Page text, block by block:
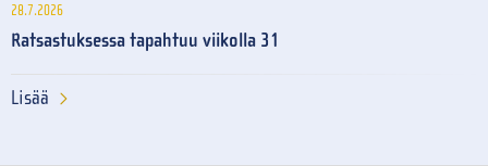
28.7.2026
Ratsastuksessa tapahtuu viikolla 31
Lisää